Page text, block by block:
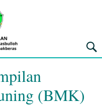
K.H. ABD. WAHAB
(BMK)